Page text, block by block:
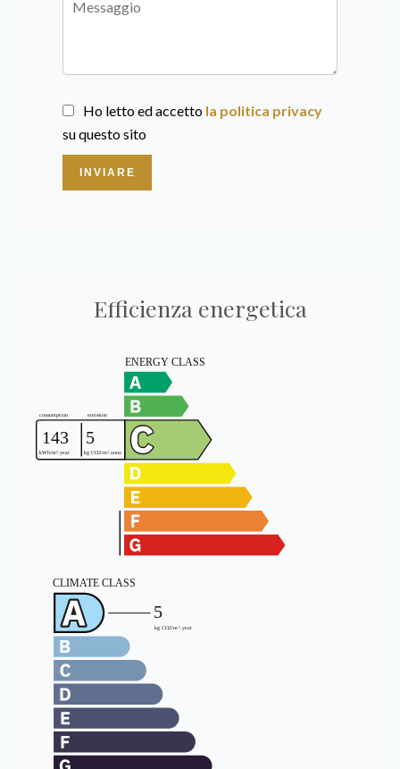
Ho letto ed accetto la politica privacy
su questo sito
INVIARE
Efficienza energetica